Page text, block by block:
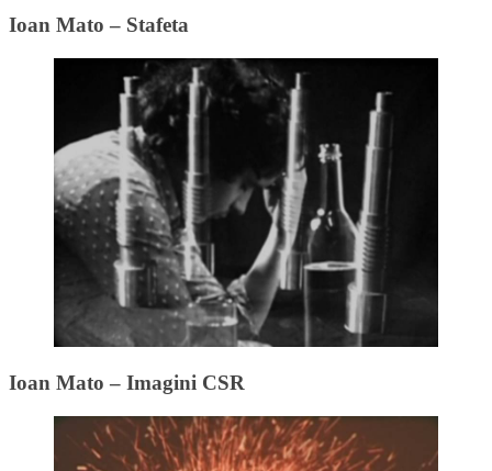
Ioan Mato – Stafeta
Ioan Mato – Imagini CSR